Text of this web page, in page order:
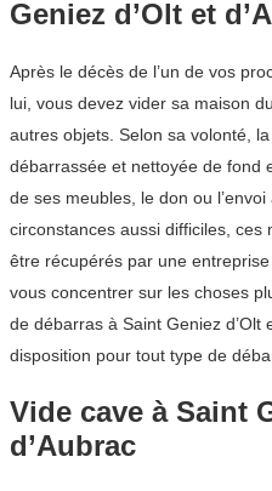
Geniez d’Olt et
Après le décès de l’un de vos
lui, vous devez vider sa maison
autres objets. Selon sa volonté,
débarrassée et nettoyée de fond
de ses meubles, le don ou
circonstances aussi difficiles,
être récupérés par une
vous concentrer sur les choses
de débarras à Saint Geniez d’Olt
disposition pour tout type de
Vide cave à Saint
d’Aubrac